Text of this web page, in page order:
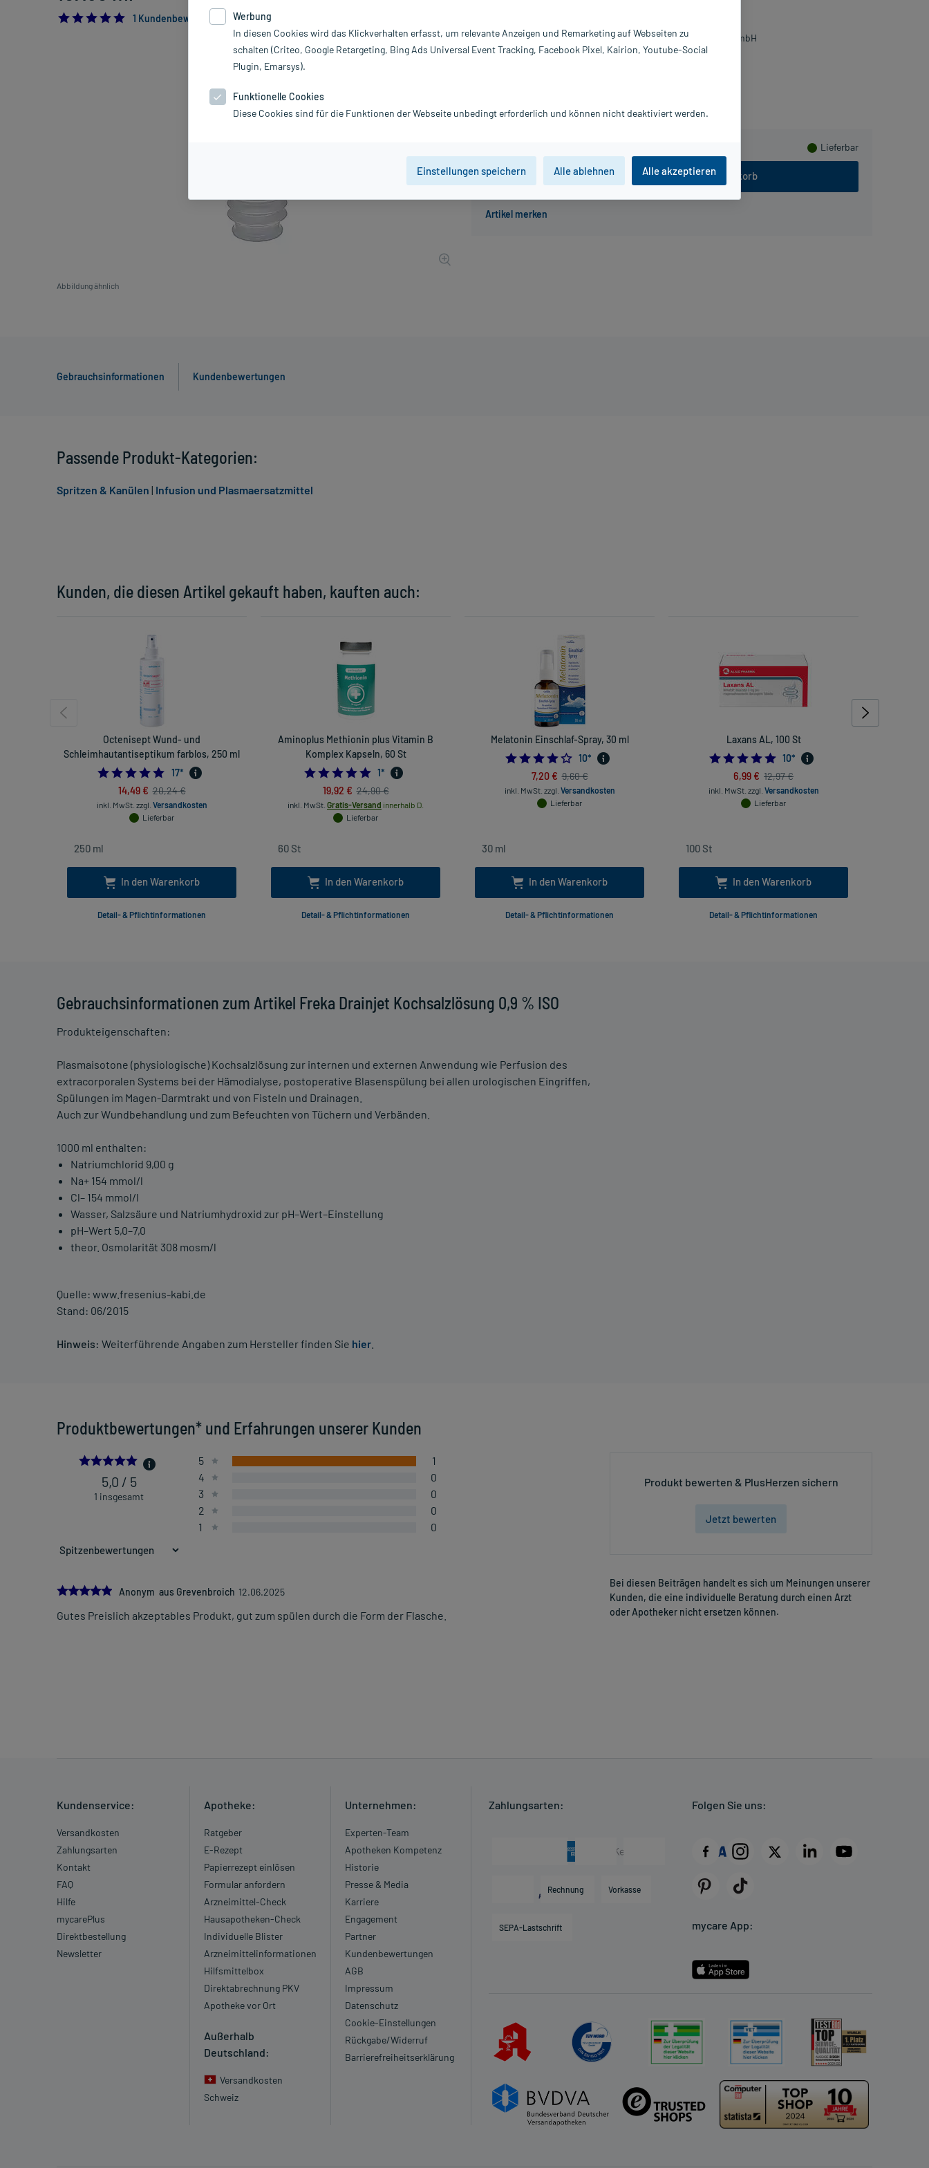
5.0
1 Kundenbewertung*
Abbildung ähnlich
Grundpreis: 52,25 € / l
Lieferbar
In den Warenkorb
Hersteller:
Fresenius Kabi Deutschland GmbH
Gebrauchsinformationen Kundenbewertungen
Gebrauchsinformationen zum Artikel Freka Drainjet Kochsalzlösung 0,9 % ISO
Produkteigenschaften:
Plasmaisotone (physiologische) Kochsalzlösung zur internen und externen Anwendung wie Perfusion des
extracorporalen Systems bei der Hämodialyse, postoperative Blasenspülung bei allen urologischen Eingriffen,
Spülungen im Magen-Darmtrakt und von Fisteln und Drainagen.
Auch zur Wundbehandlung und zum Befeuchten von Tüchern und Verbänden.
1000 ml enthalten:
Natriumchlorid 9,00 g
Na+ 154 mmol/l
Cl– 154 mmol/l
Wasser, Salzsäure und Natriumhydroxid zur pH–Wert–Einstellung
pH–Wert 5,0–7,0
theor. Osmolarität 308 mosm/l
Quelle: www.fresenius-kabi.de
Stand: 06/2015
Hinweis: Weiterführende Angaben zum Hersteller finden Sie hier
Produktbewertungen* und Erfahrungen unserer Kunden
5.0
5,0 / 5
1 insgesamt
5
1
4
0
3
0
2
0
1
0
5.0
Anonym aus Grevenbroich 12.06.2025
Gutes Preislich akzeptables Produkt, gut zum spülen durch die Form der Flasche.
Produkt bewerten & PlusHerzen sichern
Jetzt bewerten
Bei diesen Beiträgen handelt es sich um Meinungen unserer
Kunden, die eine individuelle Beratung durch einen Arzt
oder Apotheker nicht ersetzen können.
Kunden, die diesen Artikel gekauft haben, kauften auch:
Octenisept Wund- und
Schleimhautantiseptikum farblos, 250 ml
4.9411764705882355
17*
14,49 € 20,24 €
inkl. MwSt. zzgl. Versandkosten
Lieferbar
In den Warenkorb
Detail- & Pflichtinformationen
Aminoplus Methionin plus Vitamin B
Komplex Kapseln, 60 St
5.0
1*
19,92 € 24,90 €
inkl. MwSt. Gratis-Versand innerhalb D.
Lieferbar
In den Warenkorb
Detail- & Pflichtinformationen
Melatonin Einschlaf-Spray, 30 ml
4.1
10*
7,20 € 9,60 €
inkl. MwSt. zzgl. Versandkosten
Lieferbar
In den Warenkorb
Detail- & Pflichtinformationen
Laxans AL, 100 St
4.9
10*
6,99 € 12,97 €
inkl. MwSt. zzgl. Versandkosten
Lieferbar
In den Warenkorb
Detail- & Pflichtinformationen
Passende Produkt-Kategorien:
Spritzen & Kanülen | Infusion und Plasmaersatzmittel
Kundenservice:
Versandkosten
Zahlungsarten
Kontakt
FAQ
Hilfe
mycarePlus
Direktbestellung
Newsletter
Apotheke:
Ratgeber
E-Rezept
Papierrezept einlösen
Formular anfordern
Arzneimittel-Check
Hausapotheken-Check
Individuelle Blister
Arzneimittelinformationen
Hilfsmittelbox
Direktabrechnung PKV
Apotheke vor Ort
Außerhalb
Deutschland:
Versandkosten
Schweiz
Unternehmen:
Experten-Team
Apotheken Kompetenz
Historie
Presse & Media
Karriere
Engagement
Partner
Kundenbewertungen
AGB
Impressum
Datenschutz
Cookie-Einstellungen
Rückgabe/Widerruf
Barrierefreiheitserklärung
Zahlungsarten:
Rechnung Vorkasse
SEPA-Lastschrift
Folgen Sie uns:
mycare App:
Werbung
In diesen Cookies wird das Klickverhalten erfasst, um relevante Anzeigen und Remarketing auf Webseiten zu
schalten (Criteo, Google Retargeting, Bing Ads Universal Event Tracking, Facebook Pixel, Kairion, Youtube-Social
Plugin, Emarsys).
Funktionelle Cookies
Diese Cookies sind für die Funktionen der Webseite unbedingt erforderlich und können nicht deaktiviert werden.
Einstellungen speichern Alle ablehnen Alle akzeptieren